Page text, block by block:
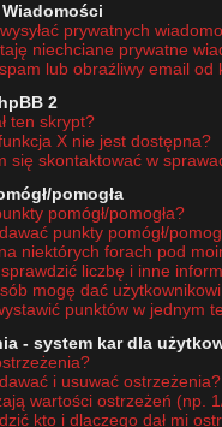
prywatnych
niechciane prywatne
lub obraźliwy email
2
ten skrypt?
X nie jest dostępna?
się skontaktować w
pomogła
pomógł/pomogła?
punkty pomógł/
niektórych forach pod
liczbę i inne
mogę dać
punktów w jednym
- system kar dla
i usuwać ostrzeżenia?
wartości ostrzeżeń (np.
kto i dlaczego dał mi